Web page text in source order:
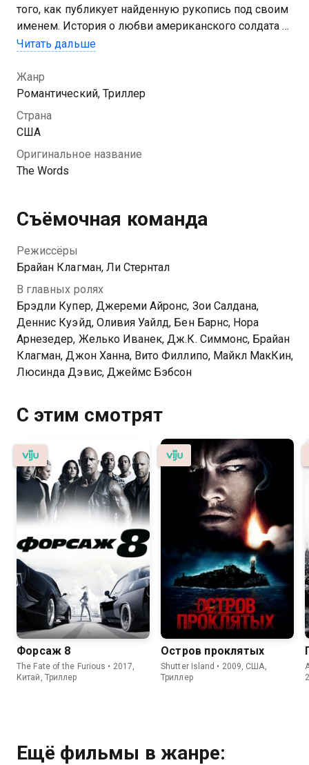
того, как публикует найденную рукопись под своим
именем. История о любви американского солдата и
французской девушки приносит ему славу и
Встреча с пожилым мужчиной, знающим настоящую
цену этих строк, превращает триумф в тяжёлое
испытание совести.
Читать дальше
Жанр
Романтический, Триллер
Страна
США
Оригинальное название
The Words
Съёмочная команда
Режиссёры
Брайан Клагман, Ли Стернтал
В главных ролях
Брэдли Купер, Джереми Айронс, Зои Салдана,
Деннис Куэйд, Оливия Уайлд, Бен Барнс, Нора
Арнезедер, Желько Иванек, Дж.К. Симмонс, Брайан
Клагман, Джон Ханна, Вито Филлипо, Майкл МакКин,
Люсинда Дэвис, Джеймс Бэбсон
С этим смотрят
Форсаж 8
The Fate of the Furious • 2017,
Китай, Триллер
Остров проклятых
Shutter Island • 2009, США,
Триллер
Ещё фильмы в жанре: